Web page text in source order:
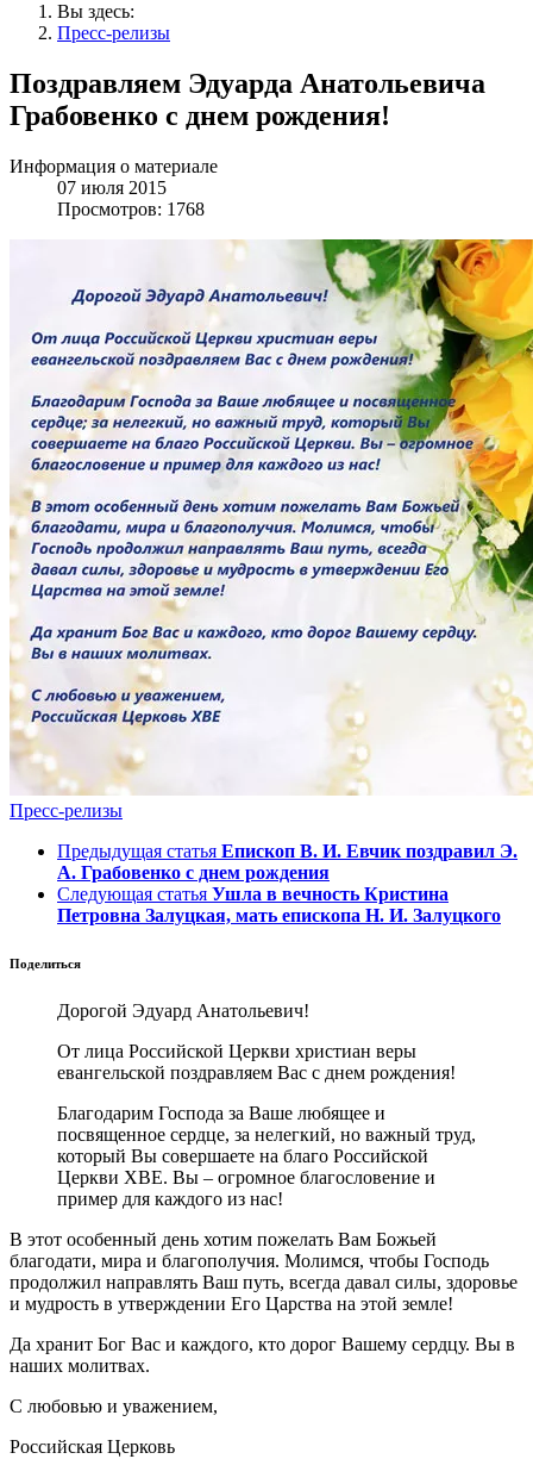
Вы здесь:
Пресс-релизы
Поздравляем Эдуарда Анатольевича
Грабовенко с днем рождения!
Информация о материале
07 июля 2015
Просмотров: 1768
Пресс-релизы
Предыдущая статья Епископ В. И. Евчик поздравил Э.
А. Грабовенко с днем рождения
Следующая статья Ушла в вечность Кристина
Петровна Залуцкая, мать епископа Н. И. Залуцкого
Поделиться
Дорогой Эдуард Анатольевич!
От лица Российской Церкви христиан веры
евангельской поздравляем Вас с днем рождения!
Благодарим Господа за Ваше любящее и
посвященное сердце, за нелегкий, но важный труд,
который Вы совершаете на благо Российской
Церкви ХВЕ. Вы – огромное благословение и
пример для каждого из нас!
В этот особенный день хотим пожелать Вам Божьей
благодати, мира и благополучия. Молимся, чтобы Господь
продолжил направлять Ваш путь, всегда давал силы, здоровье
и мудрость в утверждении Его Царства на этой земле!
Да хранит Бог Вас и каждого, кто дорог Вашему сердцу. Вы в
наших молитвах.
С любовью и уважением,
Российская Церковь